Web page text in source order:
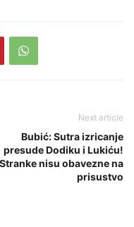
Next article
Bubić: Sutra izricanje
presude Dodiku i Lukiću!
Stranke nisu obavezne na
prisustvo